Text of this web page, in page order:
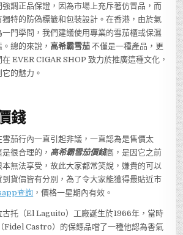
調正品保證，因為市場上充斥著仿冒品，而
特的防偽標籤和包裝設計。在香港，由於氣
門學問，我們建議使用專業的雪茄櫃或保濕
。總的來說，高希霸雪茄 不僅是一種產品，更
EVER CIGAR SHOP 致力於推廣這種文化，
的魅力。
錢
雪茄行內一直引起非議，一直認為是售價太
很合理的， 高希霸雪茄價錢高，是因它之前
無法享受，故此大家都常笑說，嫌貴的可以
貨價皆有分別，為了令大家能獲得最貼近市
查詢 ，價格一星期內有效。
古托（El Laguito）工廠誕生於1966年，當時
Fidel Castro）的保鏢品嚐了一種他認為香氣